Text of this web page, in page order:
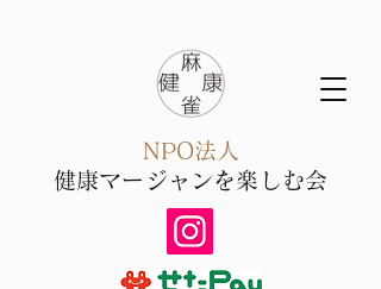
NPO法人
健康マー ジャン​を楽しむ会